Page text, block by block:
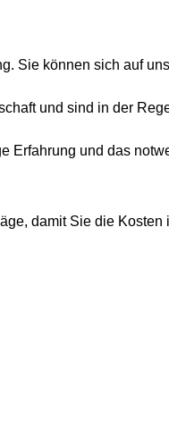
Sie können sich auf
und sind in der
Erfahrung und das
damit Sie die